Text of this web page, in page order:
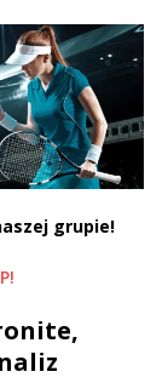
grupie!